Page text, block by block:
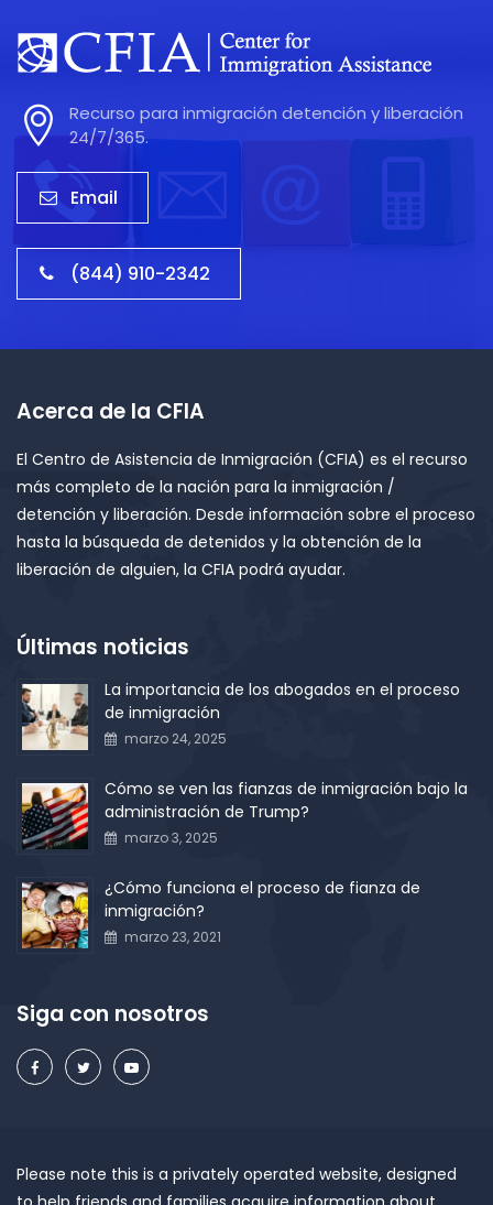
Recurso para inmigración detención y liberación
24/7/365.
Email
(844) 910-2342
Acerca de la CFIA
El Centro de Asistencia de Inmigración (CFIA) es el recurso
más completo de la nación para la inmigración /
detención y liberación. Desde información sobre el proceso
hasta la búsqueda de detenidos y la obtención de la
liberación de alguien, la CFIA podrá ayudar.
Últimas noticias
La importancia de los abogados en el proceso
de inmigración
marzo 24, 2025
Cómo se ven las fianzas de inmigración bajo la
administración de Trump?
marzo 3, 2025
¿Cómo funciona el proceso de fianza de
inmigración?
marzo 23, 2021
Siga con nosotros
Please note this is a privately operated website, designed